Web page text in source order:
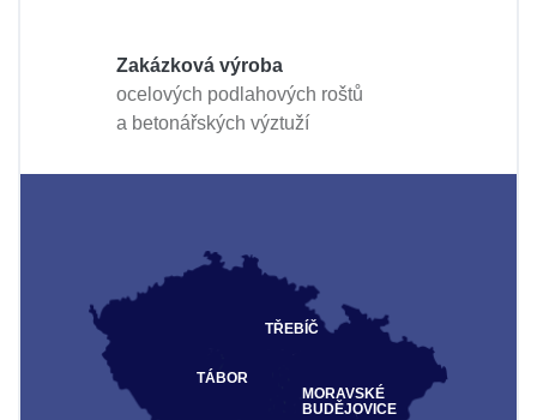
Zakázková výroba
ocelových podlahových roštů
a betonářských výztuží
MORAVSKÉ
BUDĚJOVICE
TÁBOR
TŘEBÍČ